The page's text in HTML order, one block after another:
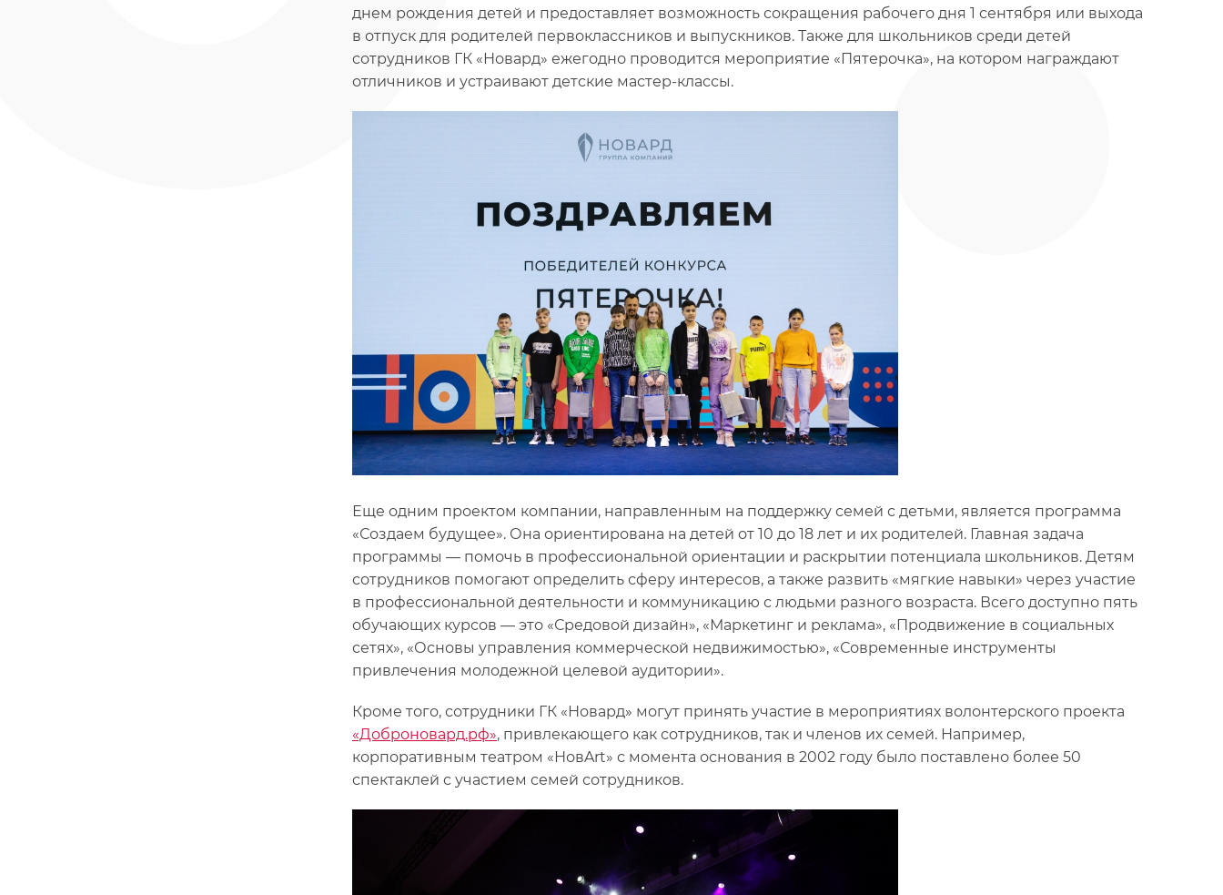
днем рождения детей и предоставляет возможность сокращения рабочего дня 1 сентября или выхода
в отпуск для родителей первоклассников и выпускников. Также для школьников среди детей
сотрудников ГК «Новард» ежегодно проводится мероприятие «Пятерочка», на котором награждают
отличников и устраивают детские мастер-классы.
Еще одним проектом компании, направленным на поддержку семей с детьми, является программа
«Создаем будущее». Она ориентирована на детей от 10 до 18 лет и их родителей. Главная задача
программы — помочь в профессиональной ориентации и раскрытии потенциала школьников. Детям
сотрудников помогают определить сферу интересов, а также развить «мягкие навыки» через участие
в профессиональной деятельности и коммуникацию с людьми разного возраста. Всего доступно пять
обучающих курсов — это «Средовой дизайн», «Маркетинг и реклама», «Продвижение в социальных
сетях», «Основы управления коммерческой недвижимостью», «Современные инструменты
привлечения молодежной целевой аудитории».
Кроме того, сотрудники ГК «Новард» могут принять участие в мероприятиях волонтерского проекта
«Доброновард.рф», привлекающего как сотрудников, так и членов их семей. Например,
корпоративным театром «НовArt» с момента основания в 2002 году было поставлено более 50
спектаклей с участием семей сотрудников.